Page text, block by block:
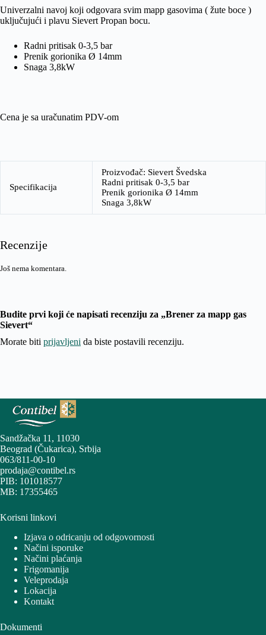
Univerzalni navoj koji odgovara svim mapp gasovima ( žute boce )
uključujući i plavu Sievert Propan bocu.
Radni pritisak 0-3,5 bar
Prenik gorionika Ø 14mm
Snaga 3,8kW
Cena je sa uračunatim PDV-om
Specifikacija
Proizvođač: Sievert Švedska
Radni pritisak 0-3,5 bar
Prenik gorionika Ø 14mm
Snaga 3,8kW
Recenzije
Još nema komentara.
Budite prvi koji će napisati recenziju za „Brener za mapp gas
Sievert“
Morate biti prijavljeni da biste postavili recenziju.
Sandžačka 11, 11030
Beograd (Čukarica), Srbija
063/811-00-10
prodaja@contibel.rs
PIB: 101018577
MB: 17355465
Korisni linkovi
Izjava o odricanju od odgovornosti
Načini isporuke
Načini plaćanja
Frigomanija
Veleprodaja
Lokacija
Kontakt
Dokumenti